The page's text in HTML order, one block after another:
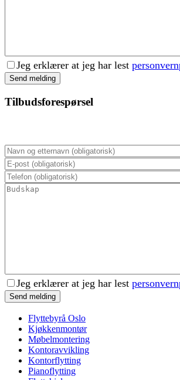
Jeg erklærer at jeg har lest
Tilbudsforespørsel
Jeg erklærer at jeg har lest
Flyttebyrå Oslo
Kjøkkenmontør
Møbelmontering
Kontoravvikling
Kontorflytting
Pianoflytting